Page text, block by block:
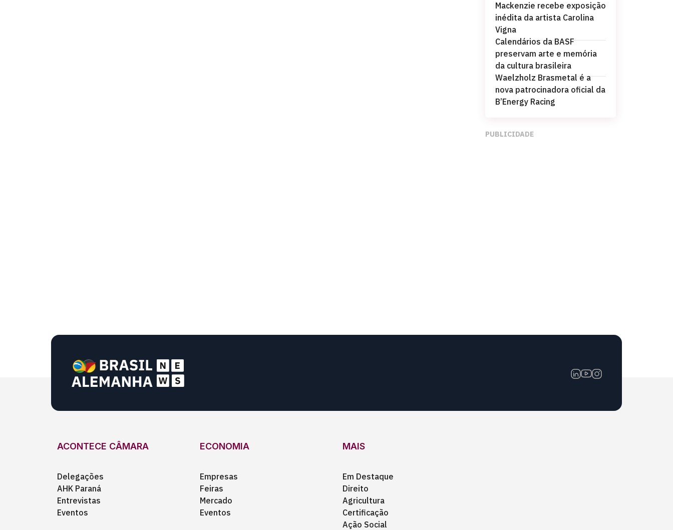
Mackenzie recebe exposição
inédita da artista Carolina
Vigna
Calendários da BASF
preservam arte e memória
da cultura brasileira
Waelzholz Brasmetal é a
nova patrocinadora oficial da
B’Energy Racing
PUBLICIDADE
ACONTECE CÂMARA
Delegações
AHK Paraná
Entrevistas
Eventos
ECONOMIA
Empresas
Feiras
Mercado
Eventos
MAIS
Em Destaque
Direito
Agricultura
Certificação
Ação Social